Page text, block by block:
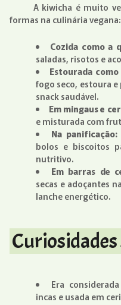
A kiwicha é muito
formas na culinária vegana:
Cozida como a
saladas, risotos e
Estourada
fogo seco, estoura
snack saudável.
Em mingaus e
e misturada com
Na panificação:
bolos e biscoitos
nutritivo.
Em barras de
secas e adoçantes
lanche energético.
Era
incas e usada em